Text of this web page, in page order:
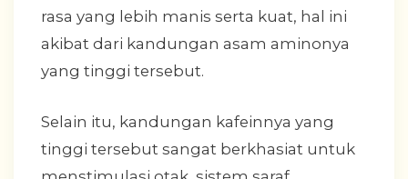
rasa yang lebih manis serta kuat, hal ini
akibat dari kandungan asam aminonya
yang tinggi tersebut.
Selain itu, kandungan kafeinnya yang
tinggi tersebut sangat berkhasiat untuk